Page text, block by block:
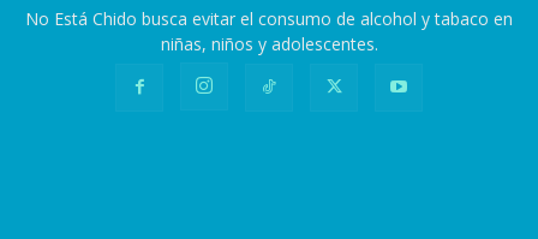
No Está Chido busca evitar el consumo de alcohol y tabaco en
niñas, niños y adolescentes.